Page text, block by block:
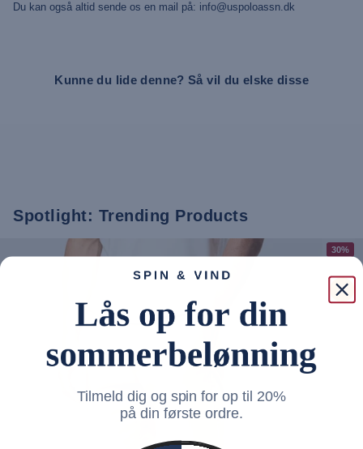
Du kan også altid sende os en mail på: info@uspoloassn.dk
Kunne du lide denne? Så vil du elske disse
Spotlight: Trending Products
30%
Tilmeld dig og spin for op til 20%
på din første ordre.